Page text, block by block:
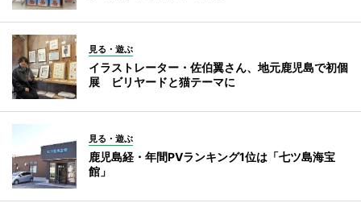
見る・遊ぶ
イラストレーター・佐伯翼さん、地元鹿児島で初個
展 ビリヤードと猫テーマに
見る・遊ぶ
鹿児島経・年間PVランキング1位は「七ツ島海宝
館」